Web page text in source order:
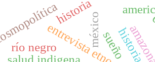
méxico
río negro
historia
sueño